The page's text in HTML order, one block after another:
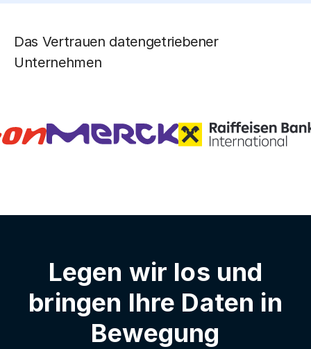
Das Vertrauen datengetriebener
Unternehmen
Legen wir los und
bringen Ihre Daten in
Bewegung